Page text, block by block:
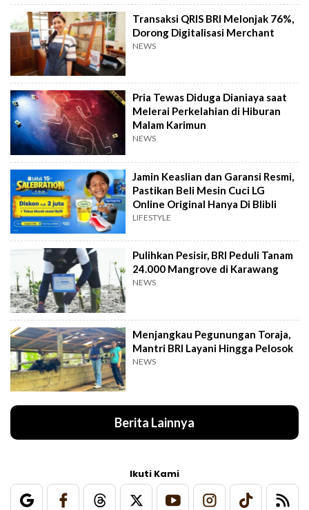
Transaksi QRIS BRI Melonjak 76%,
Dorong Digitalisasi Merchant
NEWS
Pria Tewas Diduga Dianiaya saat
Melerai Perkelahian di Hiburan
Malam Karimun
NEWS
Jamin Keaslian dan Garansi Resmi,
Pastikan Beli Mesin Cuci LG
Online Original Hanya Di Blibli
LIFESTYLE
Pulihkan Pesisir, BRI Peduli Tanam
24.000 Mangrove di Karawang
NEWS
Menjangkau Pegunungan Toraja,
Mantri BRI Layani Hingga Pelosok
NEWS
Berita Lainnya
Ikuti Kami